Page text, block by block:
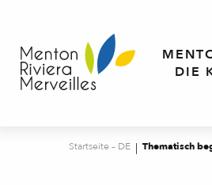
contenu
principal
DIE
Startseite – DE Thematisch